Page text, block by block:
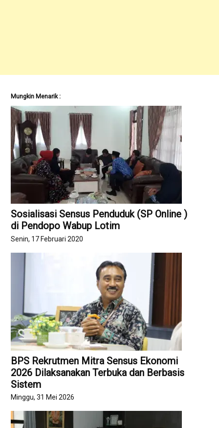
Mungkin Menarik :
Sosialisasi Sensus Penduduk (SP Online )
di Pendopo Wabup Lotim
Senin, 17 Februari 2020
BPS Rekrutmen Mitra Sensus Ekonomi
2026 Dilaksanakan Terbuka dan Berbasis
Sistem
Minggu, 31 Mei 2026